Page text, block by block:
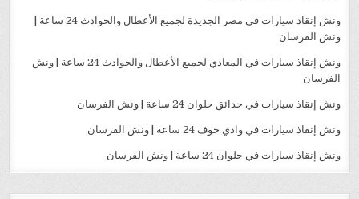
ونش إنقاذ سيارات في مصر الجديدة لجميع الأعطال والحوادث 24 ساعة |
ونش الفرسان
ونش إنقاذ سيارات في المعادي لجميع الأعطال والحوادث 24 ساعة | ونش
الفرسان
ونش إنقاذ سيارات في حدائق حلوان 24 ساعة | ونش الفرسان
ونش إنقاذ سيارات في وادي حوف 24 ساعة | ونش الفرسان
ونش إنقاذ سيارات في حلوان 24 ساعة | ونش الفرسان